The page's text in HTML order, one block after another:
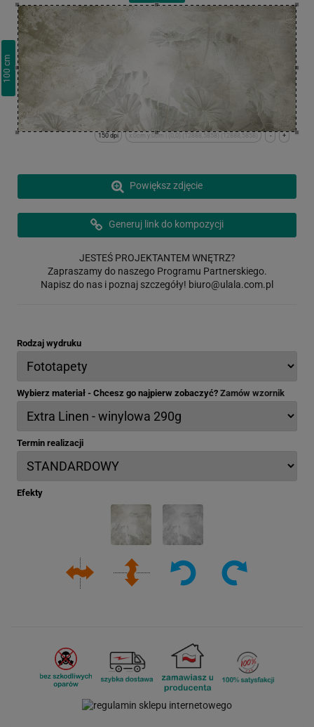
100
cm
+
-
x:0cm y:0cm | (0,0) (12888,5858) (12888,5858)
150 dpi
Powiększ zdjęcie
Generuj link do kompozycji
JESTEŚ PROJEKTANTEM WNĘTRZ?
Zapraszamy do naszego Programu Partnerskiego.
Napisz do nas i poznaj szczegóły! biuro@ulala.com.pl
Rodzaj wydruku
Wybierz materiał - Chcesz go najpierw zobaczyć? Zamów wzornik
Termin realizacji
Efekty